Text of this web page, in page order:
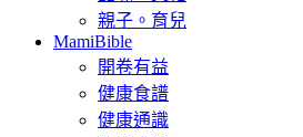
親子。育兒
MamiBible
開卷有益
健康食譜
健康通識